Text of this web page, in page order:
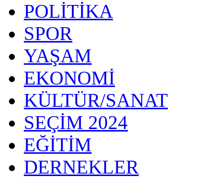
POLİTİKA
SPOR
YAŞAM
EKONOMİ
KÜLTÜR/SANAT
SEÇİM 2024
EĞİTİM
DERNEKLER